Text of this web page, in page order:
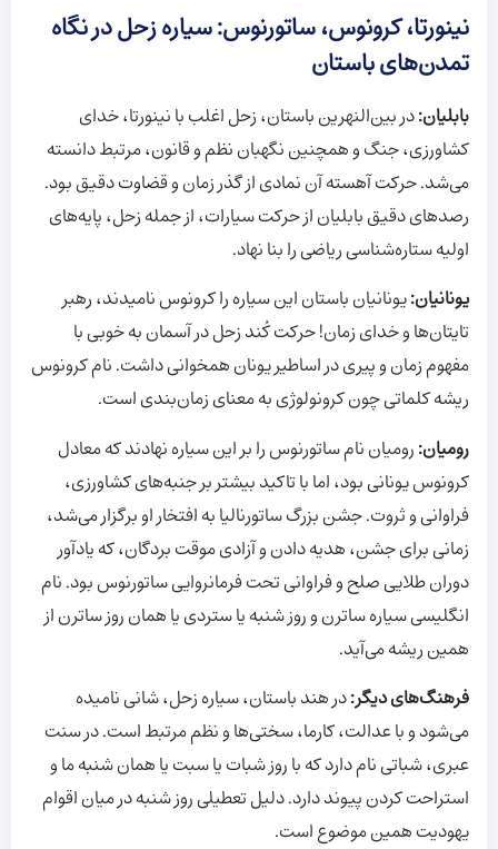
نینورتا، کرونوس، ساتورنوس: سیاره زحل در نگاه
تمدن‌های باستان
بابلیان:در بین‌النهرین باستان، زحل اغلب با نینورتا، خدای
کشاورزی، جنگ و همچنین نگهبان نظم و قانون، مرتبط دانسته
می‌شد. حرکت آهسته آن نمادی از گذر زمان و قضاوت دقیق بود.
رصدهای دقیق بابلیان از حرکت سیارات، از جمله زحل، پایه‌های
اولیه ستاره‌شناسی ریاضی را بنا نهاد.
یونانیان:یونانیان باستان این سیاره را کرونوس نامیدند، رهبر
تایتان‌ها و خدای زمان! حرکت کُند زحل در آسمان به خوبی با
مفهوم زمان و پیری در اساطیر یونان همخوانی داشت. نام کرونوس
ریشه کلماتی چون کرونولوژی به معنای زمان‌بندی است.
رومیان:رومیان نام ساتورنوس را بر این سیاره نهادند که معادل
کرونوس یونانی بود، اما با تاکید بیشتر بر جنبه‌های کشاورزی،
فراوانی و ثروت. جشن بزرگ ساتورنالیا به افتخار او برگزار می‌شد،
زمانی برای جشن، هدیه دادن و آزادی موقت بردگان، که یادآور
دوران طلایی صلح و فراوانی تحت فرمانروایی ساتورنوس بود. نام
انگلیسی سیاره ساترن و روز شنبه یا ستردی یا همان روز ساترن از
همین ریشه می‌آید.
فرهنگ‌های دیگر:در هند باستان، سیاره زحل، شانی نامیده
می‌شود و با عدالت، کارما، سختی‌ها و نظم مرتبط است. در سنت
عبری، شباتی نام دارد که با روز شبات یا سبت یا همان شنبه ما و
استراحت کردن پیوند دارد. دلیل تعطیلی روز شنبه در میان اقوام
یهودیت همین موضوع است.